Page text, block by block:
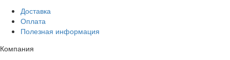
Доставка
Оплата
Полезная информация
Компания